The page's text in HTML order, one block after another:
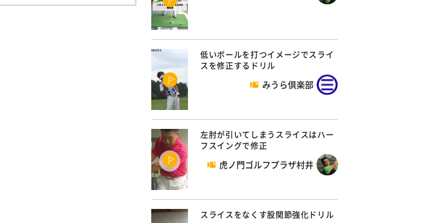
低いボールを打つイメージでスライ
スを修正するドリル
みうら倶楽部
左肘が引いてしまうスライスはハー
フスイングで修正
虎ノ門ゴルフプラザ村井
スライスをなくす股関節強化ドリル